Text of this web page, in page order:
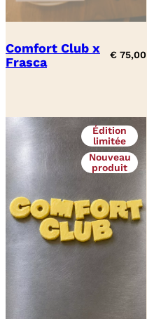
Comfort Club x
Frasca
€ 75,00
Édition
limitée
Nouveau
produit